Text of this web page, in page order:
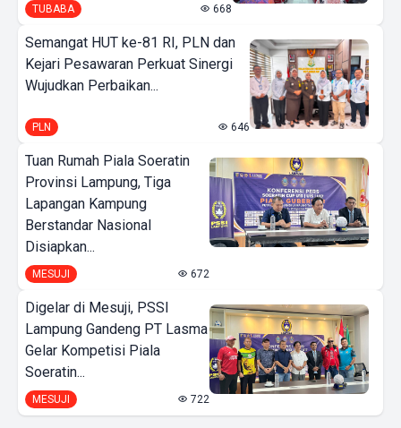
TUBABA 668
Semangat HUT ke-81 RI, PLN dan
Kejari Pesawaran Perkuat Sinergi
Wujudkan Perbaikan...
PLN 646
Tuan Rumah Piala Soeratin
Provinsi Lampung, Tiga
Lapangan Kampung
Berstandar Nasional
Disiapkan...
MESUJI 672
Digelar di Mesuji, PSSI
Lampung Gandeng PT Lasma
Gelar Kompetisi Piala
Soeratin...
MESUJI 722